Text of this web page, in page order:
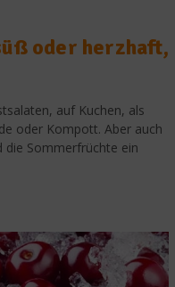
oder herzhaft,
auf Kuchen, als
oder Kompott. Aber auch
die Sommerfrüchte ein